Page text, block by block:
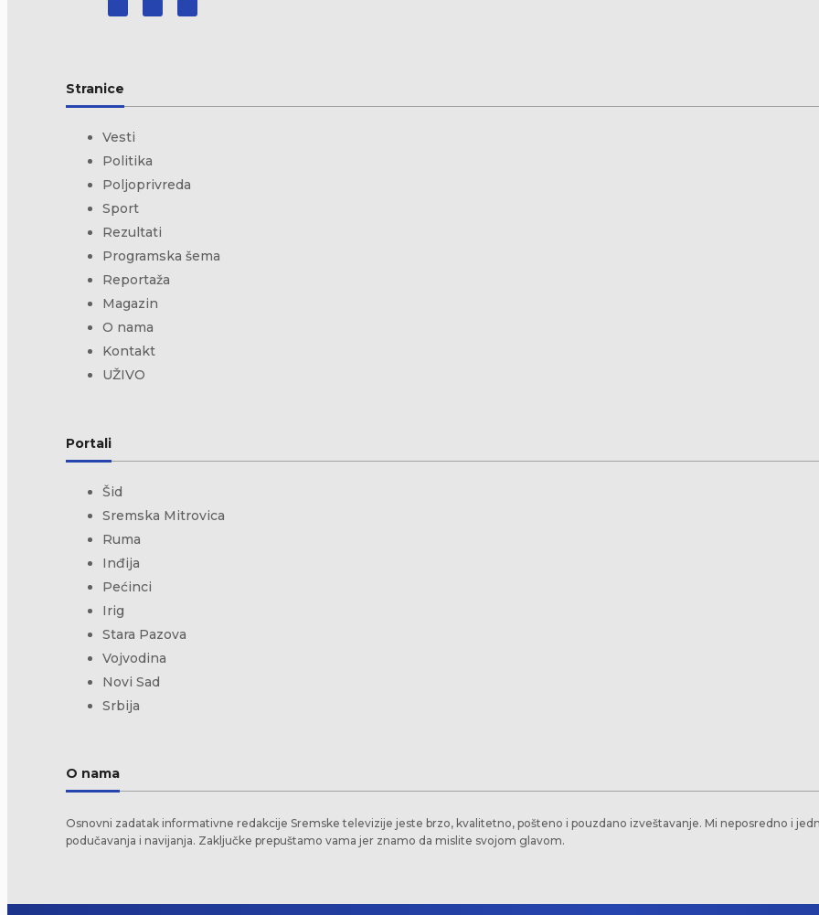
Stranice
Vesti
Politika
Poljoprivreda
Sport
Rezultati
Programska šema
Reportaža
Magazin
O nama
Kontakt
UŽIVO
Portali
Šid
Sremska Mitrovica
Ruma
Inđija
Pećinci
Irig
Stara Pazova
Vojvodina
Novi Sad
Srbija
O nama
Osnovni zadatak informativne redakcije Sremske televizije jeste brzo, kvalitetno, pošteno i pouzdano izveštavanje. Mi neposredno i
podučavanja i navijanja. Zaključke prepuštamo vama jer znamo da mislite svojom glavom.